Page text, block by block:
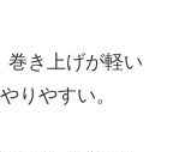
巻き上げが軽い
りやすい。